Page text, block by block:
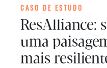
CASO DE ESTUDO
ResAlliance:
uma
mais